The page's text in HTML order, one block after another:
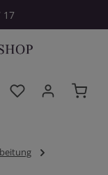
17
Du hast 0